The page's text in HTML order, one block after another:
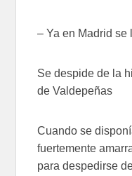
– Ya en Madrid se
Se despide de la
de Valdepeñas
Cuando se
fuertemente
para despedirse